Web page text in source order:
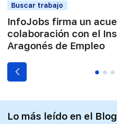
Buscar trabajo
InfoJobs firma un
colaboración con el
Aragonés de Empleo
Lo más leído en el